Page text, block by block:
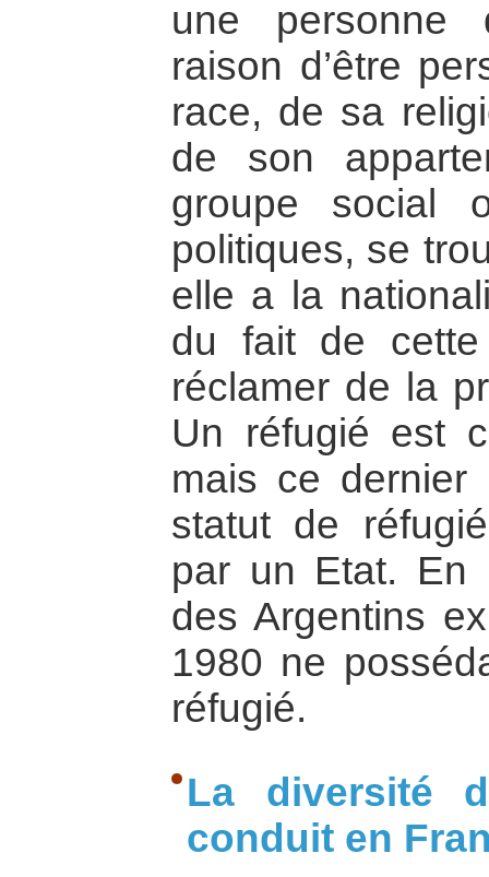
une personne
raison d’être
race, de sa
de son
groupe social
politiques, se
elle a la
du fait de
réclamer de la
Un réfugié est
mais ce dernier
statut de
par un Etat. En
des Argentins
1980 ne
réfugié.
La diversité
conduit en